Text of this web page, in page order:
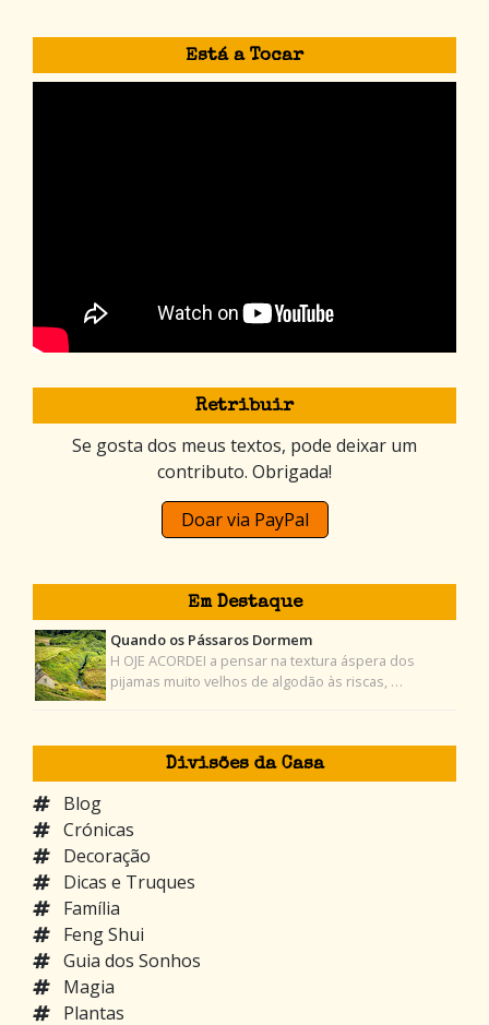
Está a Tocar
Retribuir
Se gosta dos meus textos, pode deixar um
contributo. Obrigada!
Doar via PayPal
Em Destaque
Quando os Pássaros Dormem
H OJE ACORDEI a pensar na textura áspera dos
pijamas muito velhos de algodão às riscas, …
Divisões da Casa
Blog
Crónicas
Decoração
Dicas e Truques
Família
Feng Shui
Guia dos Sonhos
Magia
Plantas